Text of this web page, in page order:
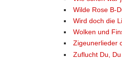
Wilde Rose B-
Wird doch die
Wolken und
Zigeunerlieder
Zuflucht Du,